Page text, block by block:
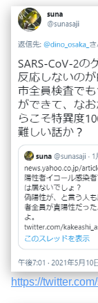
https://